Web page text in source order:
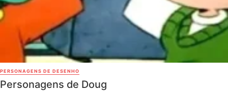
PERSONAGENS DE DESENHO
Personagens de Doug